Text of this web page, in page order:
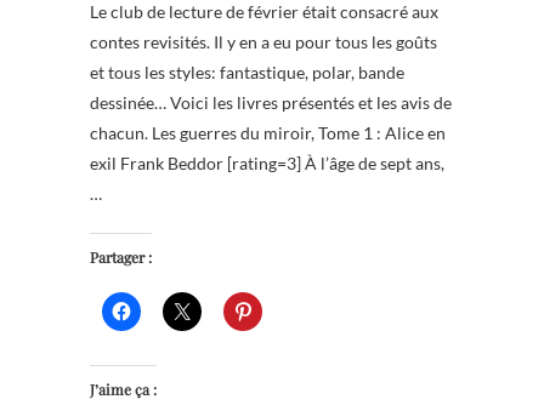
Le club de lecture de février était consacré aux
contes revisités. Il y en a eu pour tous les goûts
et tous les styles: fantastique, polar, bande
dessinée… Voici les livres présentés et les avis de
chacun. Les guerres du miroir, Tome 1 : Alice en
exil Frank Beddor [rating=3] À l’âge de sept ans,
…
Partager :
J’aime ça :